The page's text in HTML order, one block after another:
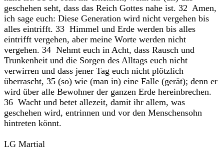
geschehen seht, dass das Reich Gottes nahe ist. 32 Amen,
ich sage euch: Diese Generation wird nicht vergehen bis
alles eintrifft. 33 Himmel und Erde werden bis alles
eintrifft vergehen, aber meine Worte werden nicht
vergehen. 34 Nehmt euch in Acht, dass Rausch und
Trunkenheit und die Sorgen des Alltags euch nicht
verwirren und dass jener Tag euch nicht plötzlich
überrascht, 35 (so) wie (man in) eine Falle (gerät); denn er
wird über alle Bewohner der ganzen Erde hereinbrechen.
36 Wacht und betet allezeit, damit ihr allem, was
geschehen wird, entrinnen und vor den Menschensohn
hintreten könnt.
LG Martial